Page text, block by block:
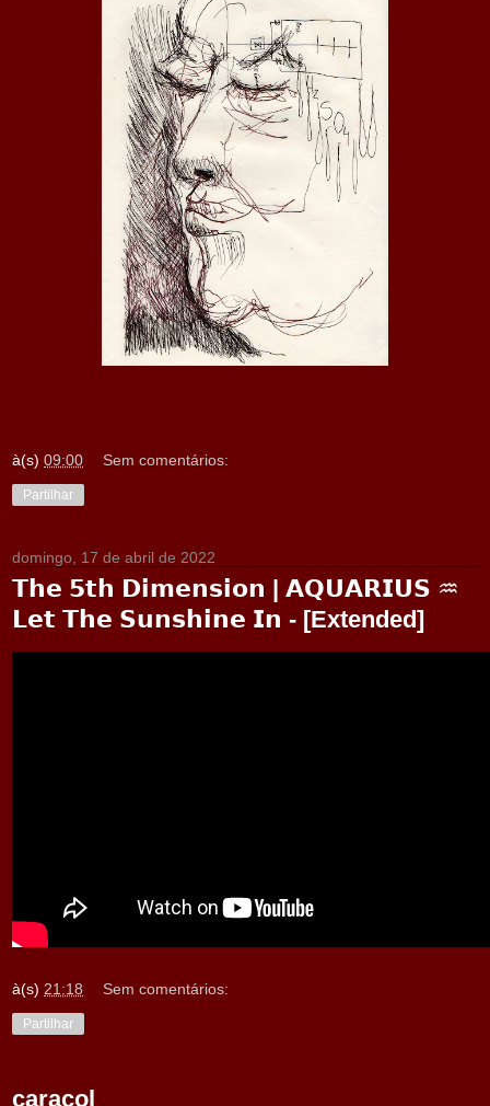
à(s) 09:00 Sem comentários:
Partilhar
domingo, 17 de abril de 2022
𝗧𝗵𝗲 𝟱𝘁𝗵 𝗗𝗶𝗺𝗲𝗻𝘀𝗶𝗼𝗻 | 𝗔𝗤𝗨𝗔𝗥𝗜𝗨𝗦 ♒︎
𝗟𝗲𝘁 𝗧𝗵𝗲 𝗦𝘂𝗻𝘀𝗵𝗶𝗻𝗲 𝗜𝗻 - [Extended]
à(s) 21:18 Sem comentários:
Partilhar
caracol